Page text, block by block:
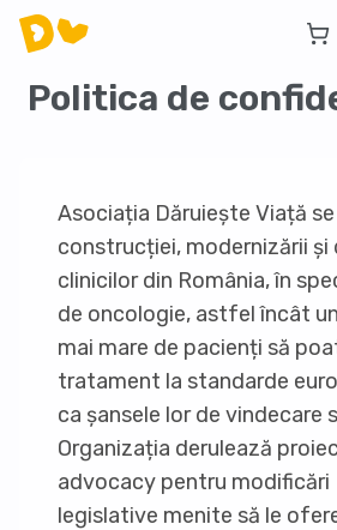
Politica de
Asociația Dăruiește Viață
construcției, modernizării și
clinicilor din România, în
de oncologie, astfel încât
mai mare de pacienți să
tratament la standarde
ca șansele lor de vindecare
Organizația derulează
advocacy pentru modificări
legislative menite să le